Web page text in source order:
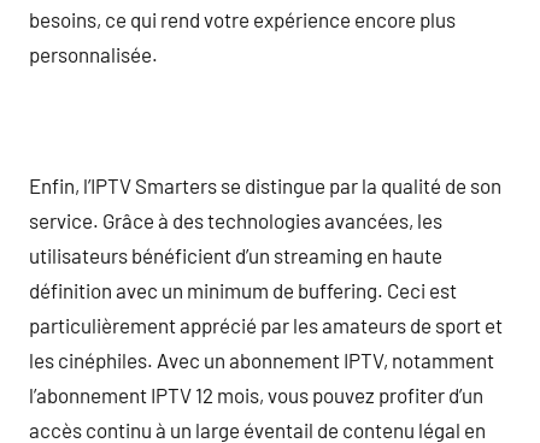
besoins, ce qui rend votre expérience encore plus
personnalisée.
Enfin, l’IPTV Smarters se distingue par la qualité de son
service. Grâce à des technologies avancées, les
utilisateurs bénéficient d’un streaming en haute
définition avec un minimum de buffering. Ceci est
particulièrement apprécié par les amateurs de sport et
les cinéphiles. Avec un abonnement IPTV, notamment
l’abonnement IPTV 12 mois, vous pouvez profiter d’un
accès continu à un large éventail de contenu légal en